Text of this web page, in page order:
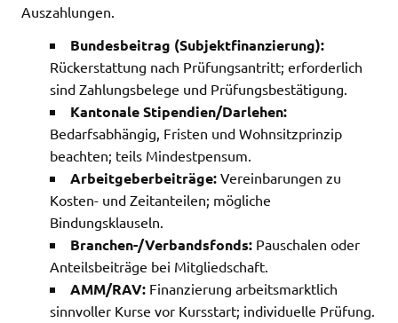
Auszahlungen.
Bundesbeitrag (Subjektfinanzierung):
Rückerstattung nach Prüfungsantritt; erforderlich
sind Zahlungsbelege und Prüfungsbestätigung.
Kantonale Stipendien/Darlehen:
Bedarfsabhängig, Fristen und Wohnsitzprinzip
beachten; teils Mindestpensum.
Arbeitgeberbeiträge: Vereinbarungen zu
Kosten- und Zeitanteilen; mögliche
Bindungsklauseln.
Branchen-/Verbandsfonds: Pauschalen oder
Anteilsbeiträge bei Mitgliedschaft.
AMM/RAV: Finanzierung arbeitsmarktlich
sinnvoller Kurse vor Kursstart; individuelle Prüfung.